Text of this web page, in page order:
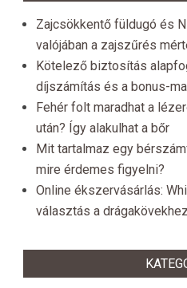
Zajcsökkentő füldugó és
valójában a zajszűrés
Kötelező biztosítás
díjszámítás és a bonus-
Fehér folt maradhat a
után? Így alakulhat a bőr
Mit tartalmaz egy
mire érdemes figyelni?
Online ékszervásárlás:
választás a drágakövekhez